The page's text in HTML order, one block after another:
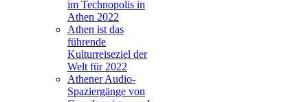
im Technopolis in
Athen 2022
Athen ist das
führende
Kulturreiseziel der
Welt für 2022
Athener Audio-
Spaziergänge von